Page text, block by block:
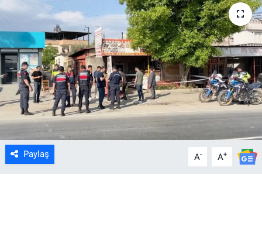
Paylaş A- A+